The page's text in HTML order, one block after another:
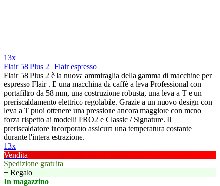
13x
Flair 58 Plus 2 | Flair espresso
Flair 58 Plus 2 è la nuova ammiraglia della gamma di macchine per
espresso Flair . È una macchina da caffè a leva Professional con
portafiltro da 58 mm, una costruzione robusta, una leva a T e un
preriscaldamento elettrico regolabile. Grazie a un nuovo design con
leva a T puoi ottenere una pressione ancora maggiore con meno
forza rispetto ai modelli PRO2 e Classic / Signature. Il
preriscaldatore incorporato assicura una temperatura costante
durante l'intera estrazione.
13x
Vendita
Spedizione gratuita
+ Regalo
In magazzino